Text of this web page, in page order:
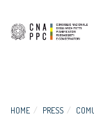
HOME PRESS